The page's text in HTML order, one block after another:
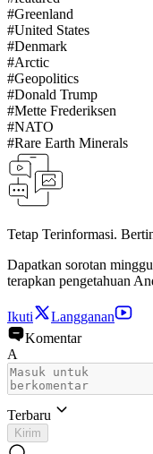
#Greenland
#United States
#Denmark
#Arctic
#Geopolitics
#Donald Trump
#Mette Frederiksen
#NATO
#Rare Earth Minerals
Tetap Terinformasi.
Dapatkan sorotan
terapkan pengetahuan
Ikuti
Langganan
Komentar
A
Terbaru
Kirim